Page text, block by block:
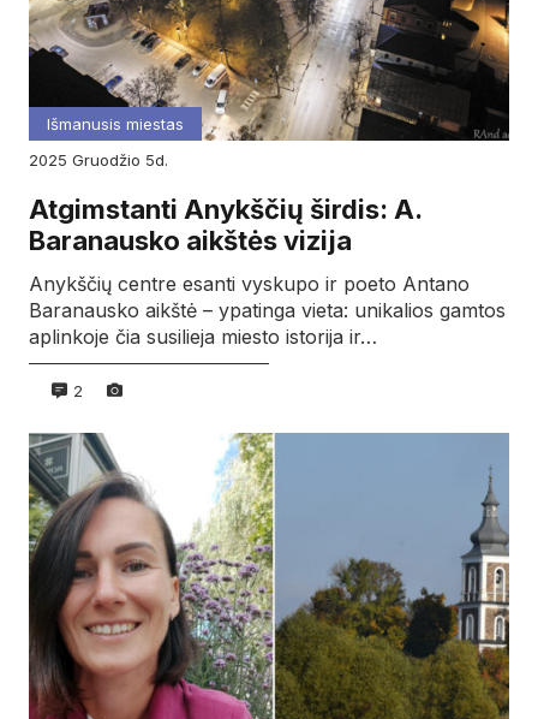
Išmanusis miestas
2025
gruodžio 5d.
Atgimstanti Anykščių širdis: A.
Baranausko aikštės vizija
Anykščių centre esanti vyskupo ir poeto Antano
Baranausko aikštė – ypatinga vieta: unikalios gamtos
aplinkoje čia susilieja miesto istorija ir…
2